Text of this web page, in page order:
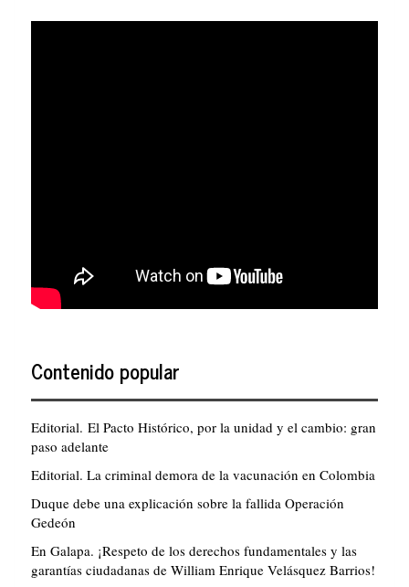
Contenido popular
Editorial. El Pacto Histórico, por la unidad y el cambio: gran
paso adelante
Editorial. La criminal demora de la vacunación en Colombia
Duque debe una explicación sobre la fallida Operación
Gedeón
En Galapa. ¡Respeto de los derechos fundamentales y las
garantías ciudadanas de William Enrique Velásquez Barrios!